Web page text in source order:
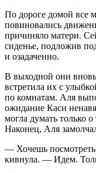
По дороге домой все
повиновались
причиняло матери.
сиденье, подложив
и озадаченно.
В выходной они
встретила их с
по комнатам. Аля
ожидание Каси
могла думать только
Наконец, Аля
— Хочешь
кивнула. — Идем.